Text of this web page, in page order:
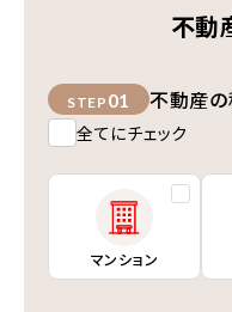
不動
STEP 01 不動産の
全てにチェック
マンション